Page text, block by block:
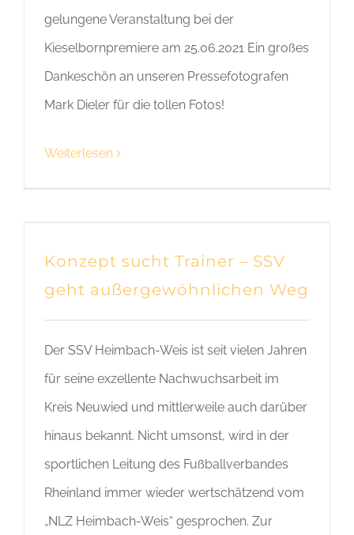
gelungene Veranstaltung bei der
Kieselbornpremiere am 25.06.2021 Ein großes
Dankeschön an unseren Pressefotografen
Mark Dieler für die tollen Fotos!
Weiterlesen
Konzept sucht Trainer – SSV
geht außergewöhnlichen Weg
Der SSV Heimbach-Weis ist seit vielen Jahren
für seine exzellente Nachwuchsarbeit im
Kreis Neuwied und mittlerweile auch darüber
hinaus bekannt. Nicht umsonst, wird in der
sportlichen Leitung des Fußballverbandes
Rheinland immer wieder wertschätzend vom
„NLZ Heimbach-Weis“ gesprochen. Zur